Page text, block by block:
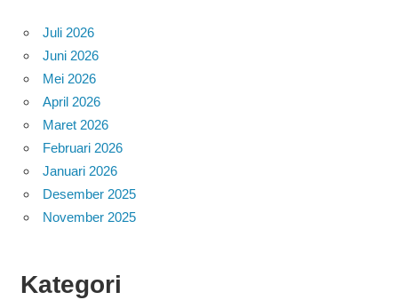
Juli 2026
Juni 2026
Mei 2026
April 2026
Maret 2026
Februari 2026
Januari 2026
Desember 2025
November 2025
Kategori